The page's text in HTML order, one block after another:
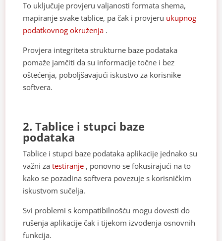
To uključuje provjeru valjanosti formata shema,
mapiranje svake tablice, pa čak i provjeru ukupnog
podatkovnog okruženja .
Provjera integriteta strukturne baze podataka
pomaže jamčiti da su informacije točne i bez
oštećenja, poboljšavajući iskustvo za korisnike
softvera.
2. Tablice i stupci baze
podataka
Tablice i stupci baze podataka aplikacije jednako su
važni zatestiranje , ponovno se fokusirajući na to
kako se pozadina softvera povezuje s korisničkim
iskustvom sučelja.
Svi problemi s kompatibilnošću mogu dovesti do
rušenja aplikacije čak i tijekom izvođenja osnovnih
funkcija.